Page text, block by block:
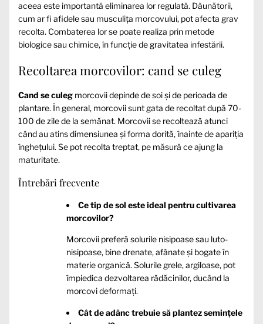
aceea este importantă eliminarea lor regulată. Dăunătorii,
cum ar fi afidele sau musculița morcovului, pot afecta grav
recolta. Combaterea lor se poate realiza prin metode
biologice sau chimice, în funcție de gravitatea infestării.
Recoltarea morcovilor: cand se culeg
Cand se culeg morcovii depinde de soi și de perioada de
plantare. În general, morcovii sunt gata de recoltat după 70-
100 de zile de la semănat. Morcovii se recoltează atunci
când au atins dimensiunea și forma dorită, înainte de apariția
înghețului. Se pot recolta treptat, pe măsură ce ajung la
maturitate.
Întrebări frecvente
Ce tip de sol este ideal pentru cultivarea
morcovilor?
Morcovii preferă solurile nisipoase sau luto-
nisipoase, bine drenate, afânate și bogate în
materie organică. Solurile grele, argiloase, pot
împiedica dezvoltarea rădăcinilor, ducând la
morcovi deformați.
Cât de adânc trebuie să plantez semințele